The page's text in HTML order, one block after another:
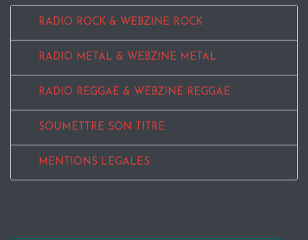
RADIO ROCK & WEBZINE ROCK
RADIO METAL & WEBZINE METAL
RADIO REGGAE & WEBZINE REGGAE
SOUMETTRE SON TITRE
MENTIONS LEGALES